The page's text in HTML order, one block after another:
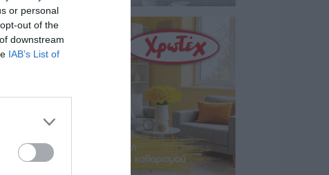
or personal
out of the
downstream
IAB’s List of